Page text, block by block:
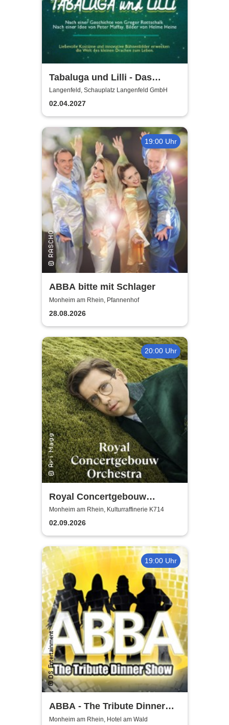
Tabaluga und Lilli - Das
drachenstarke Musical für die
ganze Familie
Langenfeld, Schauplatz Langenfeld GmbH
02.04.2027
19:00 Uhr
ABBA bitte mit Schlager
Monheim am Rhein, Pfannenhof
28.08.2026
20:00 Uhr
Royal Concertgebouw
Orchestra | Víkingur Ólafsson
Monheim am Rhein, Kulturraffinerie K714
02.09.2026
19:00 Uhr
ABBA - The Tribute Dinner
Show
Monheim am Rhein, Hotel am Wald